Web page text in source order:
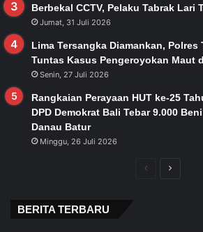
Berbekal CCTV, Pelaku Tabrak Lari
Jumat, 31 Juli 2026
Lima Tersangka Diamankan, Polres
Tuntas Kasus Pengeroyokan Maut
Senin, 27 Juli 2026
Rangkaian Perayaan HUT ke-25
DPD Demokrat Bali Tebar 9.000
Danau Batur
Minggu, 26 Juli 2026
PreviousNext
BERITA TERBARU